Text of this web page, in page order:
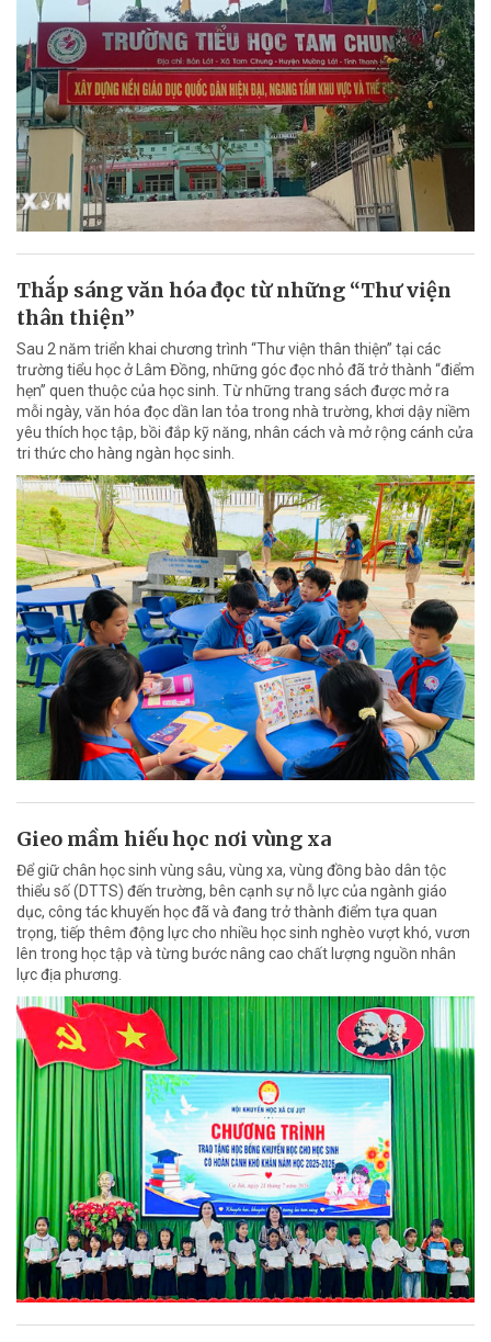
Thắp sáng văn hóa đọc từ những “Thư viện
thân thiện”
Sau 2 năm triển khai chương trình “Thư viện thân thiện” tại các
trường tiểu học ở Lâm Đồng, những góc đọc nhỏ đã trở thành “điểm
hẹn” quen thuộc của học sinh. Từ những trang sách được mở ra
mỗi ngày, văn hóa đọc dần lan tỏa trong nhà trường, khơi dậy niềm
yêu thích học tập, bồi đắp kỹ năng, nhân cách và mở rộng cánh cửa
tri thức cho hàng ngàn học sinh.
Gieo mầm hiếu học nơi vùng xa
Để giữ chân học sinh vùng sâu, vùng xa, vùng đồng bào dân tộc
thiểu số (DTTS) đến trường, bên cạnh sự nỗ lực của ngành giáo
dục, công tác khuyến học đã và đang trở thành điểm tựa quan
trọng, tiếp thêm động lực cho nhiều học sinh nghèo vượt khó, vươn
lên trong học tập và từng bước nâng cao chất lượng nguồn nhân
lực địa phương.